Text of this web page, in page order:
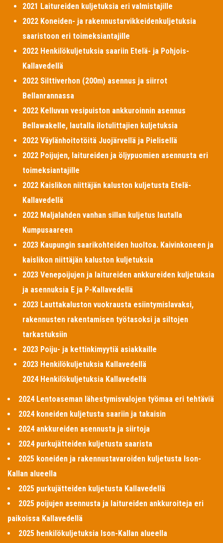
2021 Laitureiden kuljetuksia eri valmistajille
2022 Koneiden- ja rakennustarvikkeidenkuljetuksia
saaristoon eri toimeksiantajille
2022 Henkilökuljetuksia saariin Etelä- ja Pohjois-
Kallavedellä
2022 Silttiverhon (200m) asennus ja siirrot
Bellanrannassa
2022 Kelluvan vesipuiston ankkuroinnin asennus
Bellawakelle, lautalla ilotulittajien kuljetuksia
2022 Väylänhoitotöitä Juojärvellä ja Pielisellä
2022 Poijujen, laitureiden ja öljypuomien asennusta eri
toimeksiantajille
2022 Kaislikon niittäjän kaluston kuljetusta Etelä-
Kallavedellä
2022 Maljalahden vanhan sillan kuljetus lautalla
Kumpusaareen
2023 Kaupungin saarikohteiden huoltoa. Kaivinkoneen ja
kaislikon niittäjän kaluston kuljetuksia
2023 Venepoijujen ja laitureiden ankkureiden kuljetuksia
ja asennuksia E ja P-Kallavedellä
2023 Lauttakaluston vuokrausta esiintymislavaksi,
rakennusten rakentamisen työtasoksi ja siltojen
tarkastuksiin
2023 Poiju- ja kettinkimyytiä asiakkaille
2023 Henkilökuljetuksia Kallavedellä
2024 Henkilökuljetuksia Kallavedellä
2024 Lentoaseman lähestymisvalojen työmaa eri tehtäviä
2024 koneiden kuljetusta saariin ja takaisin
2024 ankkureiden asennusta ja siirtoja
2024 purkujätteiden kuljetusta saarista
2025 koneiden ja rakennustavaroiden kuljetusta Ison-
Kallan alueella
2025 purkujätteiden kuljetusta Kallavedellä
2025 poijujen asennusta ja laitureiden ankkuroiteja eri
paikoissa Kallavedellä
2025 henkilökuljetuksia Ison-Kallan alueella